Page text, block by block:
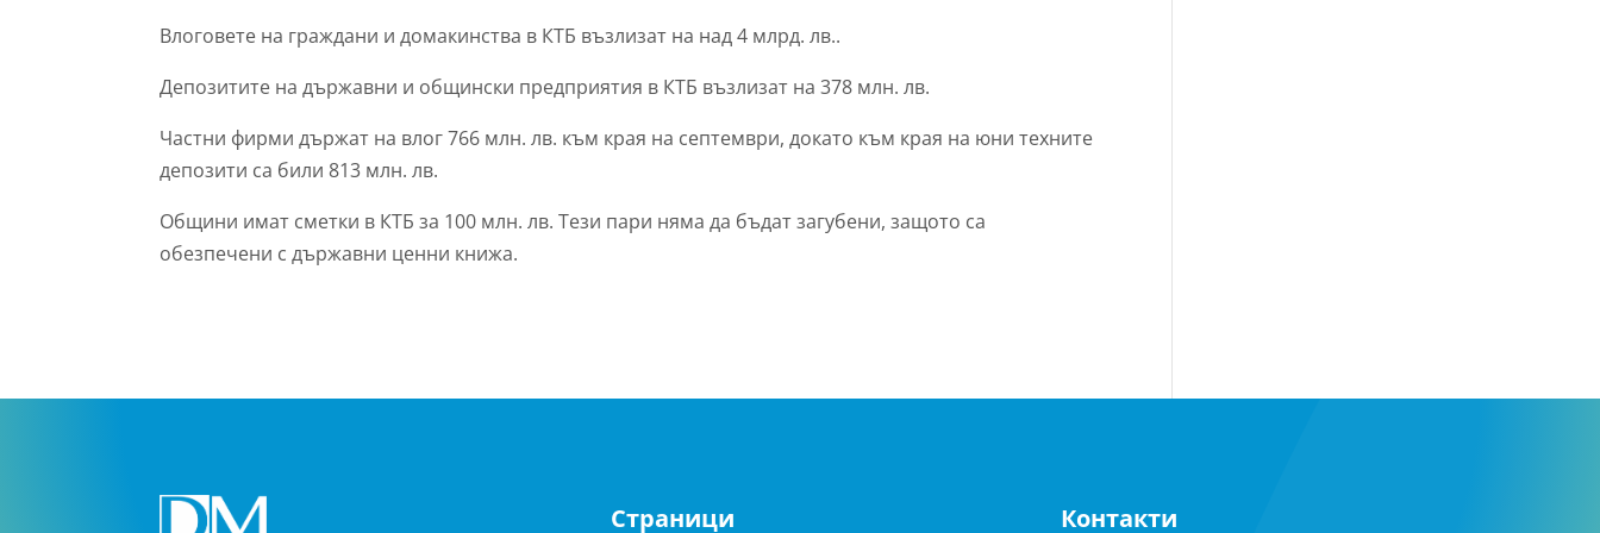
Влоговете на граждани и домакинства в КТБ възлизат на над 4 млрд. лв..
Депозитите на държавни и общински предприятия в КТБ възлизат на 378 млн. лв.
Частни фирми държат на влог 766 млн. лв. към края на септември, докато към края на юни техните
депозити са били 813 млн. лв.
Общини имат сметки в КТБ за 100 млн. лв. Тези пари няма да бъдат загубени, защото са
обезпечени с държавни ценни книжа.
Страници Контакти